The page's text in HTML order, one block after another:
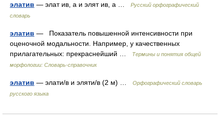
элатив — элат ив, а и элят ив, а …
Русский орфографический
словарь
элатив — Показатель повышенной интенсивности при
оценочной модальности. Например, у качественных
прилагательных: прекраснейший …
Термины и понятия общей
морфологии: Словарь-справочник
элатив — элати/в и эляти/в (2 м) …
Орфографический словарь
русского языка